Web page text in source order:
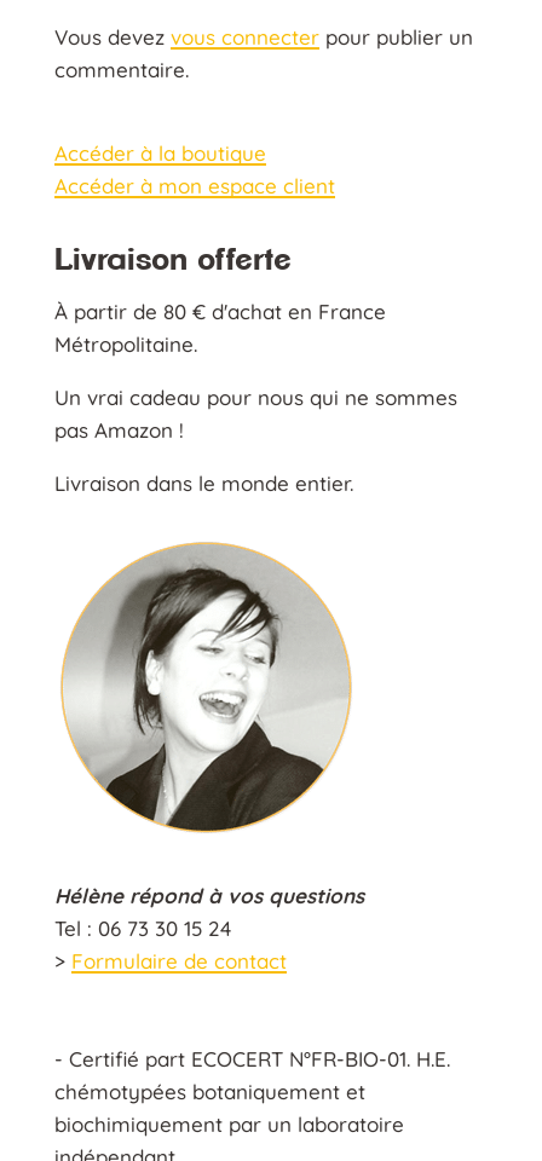
Vous devez vous connecterpour publier un
commentaire.
Accéder à la boutique
Accéder à mon espace client
Livraison offerte
À partir de 80 € d'achat en France
Métropolitaine.
Un vrai cadeau pour nous qui ne sommes
pas Amazon !
Livraison dans le monde entier.
Hélène répond à vos questions
Tel : 06 73 30 15 24
> Formulaire de contact
- Certifié part ECOCERT N°FR-BIO-01. H.E.
chémotypées botaniquement et
biochimiquement par un laboratoire